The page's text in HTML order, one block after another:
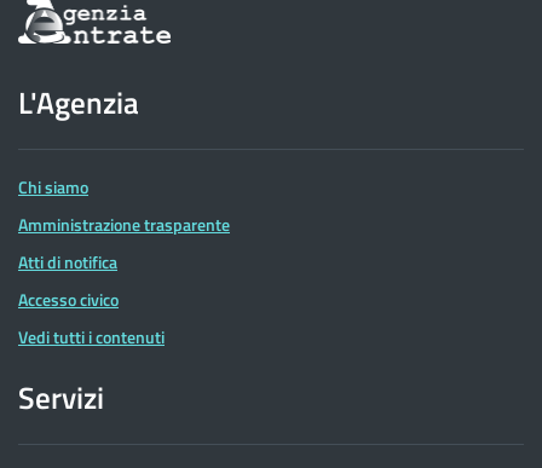
Informazioni
sul
dell'Agenzia
delle
Entrate
L'Agenzia
Chi siamo
Amministrazione trasparente
Atti di notifica
Accesso civico
Vedi tutti i contenuti
Servizi